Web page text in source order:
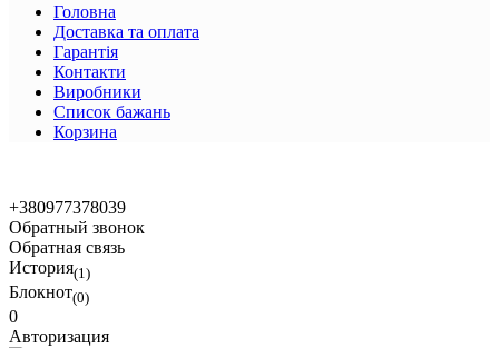
Головна
Доставка та оплата
Гарантія
Контакти
Виробники
Список бажань
Корзина
+380977378039
Обратный звонок
Обратная связь
История(1)
Блокнот(0)
0
Авторизация